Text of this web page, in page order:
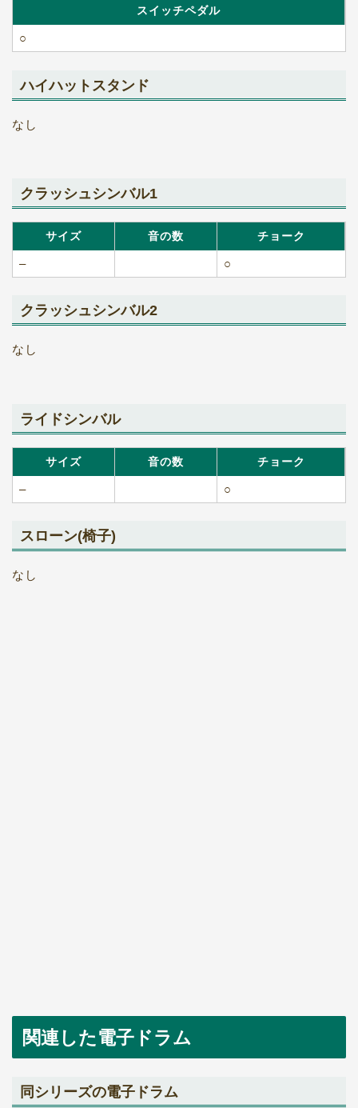
スイッチペダル
○
ハイハットスタンド
なし
クラッシュシンバル1
サイズ 音の数 チョーク
– ○
クラッシュシンバル2
なし
ライドシンバル
サイズ 音の数 チョーク
– ○
スローン(椅子)
なし
関連した電子ドラム
同シリーズの電子ドラム